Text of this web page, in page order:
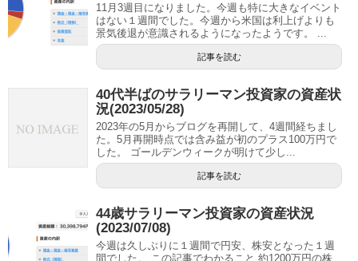
11月3週目になりました。今週も特に大きなイベント
はない１週間でした。今週から米国は利上げよりも
景気後退が意識されるようになったようです。 ...
記事を読む
40代半ばのサラリーマン投資家の資産状
況(2023/05/28)
2023年の5月からブログを再開して、4週間経ちまし
た。5月再開時点では含み益が初のプラス100万円で
した。 ゴールデンウィークが明けて少し...
記事を読む
44歳サラリーマン投資家の資産状況
(2023/07/08)
今週は久しぶりに１週間で円安、株安となった１週
間でした。 この記事でわかること 約1200万円の株